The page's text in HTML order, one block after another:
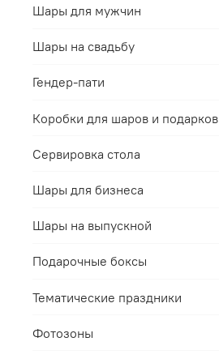
Шары для мужчин
Шары на свадьбу
Гендер-пати
Коробки для шаров и подарков
Сервировка стола
Шары для бизнеса
Шары на выпускной
Подарочные боксы
Тематические праздники
Фотозоны